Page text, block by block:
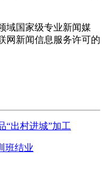
国家级专业新闻媒
网新闻信息服务许可的
“出村进城”加工
班结业